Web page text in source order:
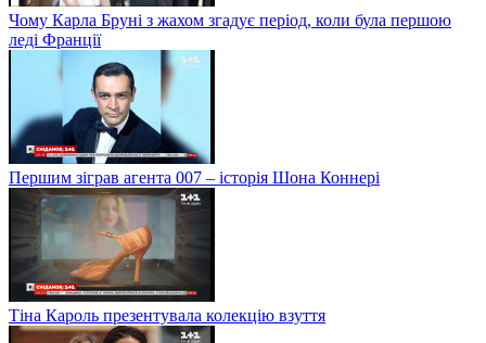
Чому Карла Бруні з жахом згадує період, коли була першою
леді Франції
Першим зіграв агента 007 – історія Шона Коннері
Тіна Кароль презентувала колекцію взуття